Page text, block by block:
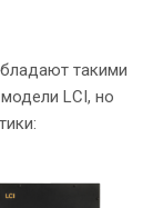
такими
LCI, но